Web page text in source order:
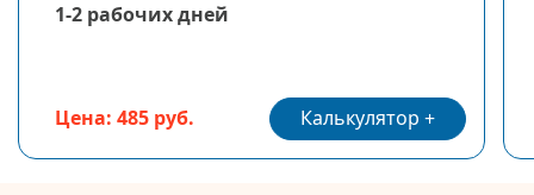
1-2 рабочих дней
Цена: 485 руб. Калькулятор